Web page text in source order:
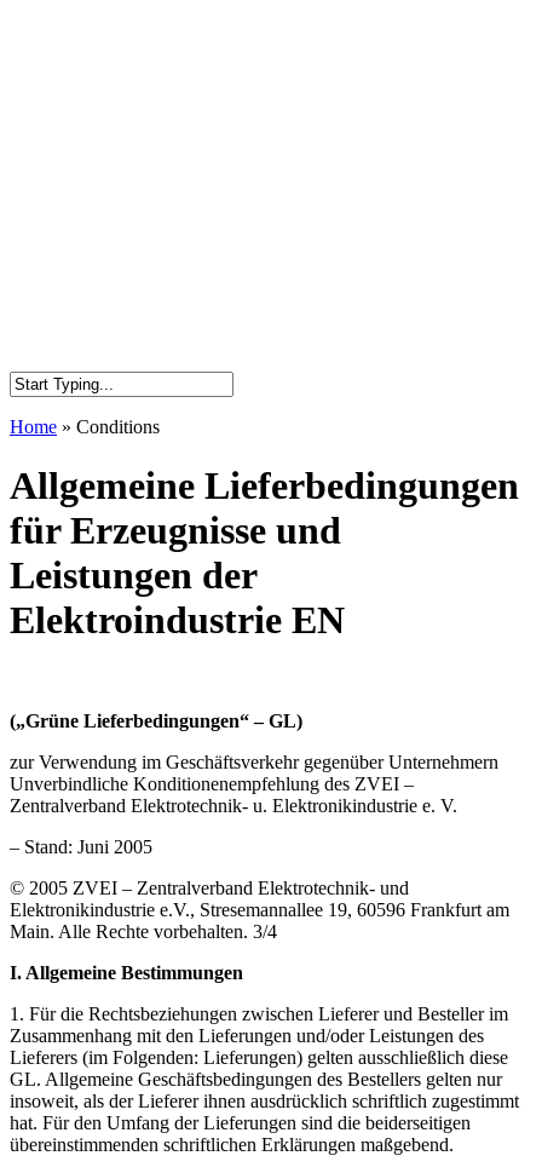
Home » Conditions
Allgemeine Lieferbedingungen
für Erzeugnisse und
Leistungen der
Elektroindustrie EN
(„Grüne Lieferbedingungen“ – GL)
zur Verwendung im Geschäftsverkehr gegenüber Unternehmern
Unverbindliche Konditionenempfehlung des ZVEI –
Zentralverband Elektrotechnik- u. Elektronikindustrie e. V.
– Stand: Juni 2005
© 2005 ZVEI – Zentralverband Elektrotechnik- und
Elektronikindustrie e.V., Stresemannallee 19, 60596 Frankfurt am
Main. Alle Rechte vorbehalten. 3/4
I. Allgemeine Bestimmungen
1. Für die Rechtsbeziehungen zwischen Lieferer und Besteller im
Zusammenhang mit den Lieferungen und/oder Leistungen des
Lieferers (im Folgenden: Lieferungen) gelten ausschließlich diese
GL. Allgemeine Geschäftsbedingungen des Bestellers gelten nur
insoweit, als der Lieferer ihnen ausdrücklich schriftlich zugestimmt
hat. Für den Umfang der Lieferungen sind die beiderseitigen
übereinstimmenden schriftlichen Erklärungen maßgebend.